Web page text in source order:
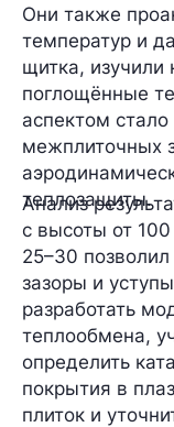
Они также
температур и
щитка, изучили
поглощённые
аспектом
межплиточных
теплозащиты.
Анализ
с высоты от
25–30
зазоры и
разработать
теплообмена,
определить
покрытия в
плиток и